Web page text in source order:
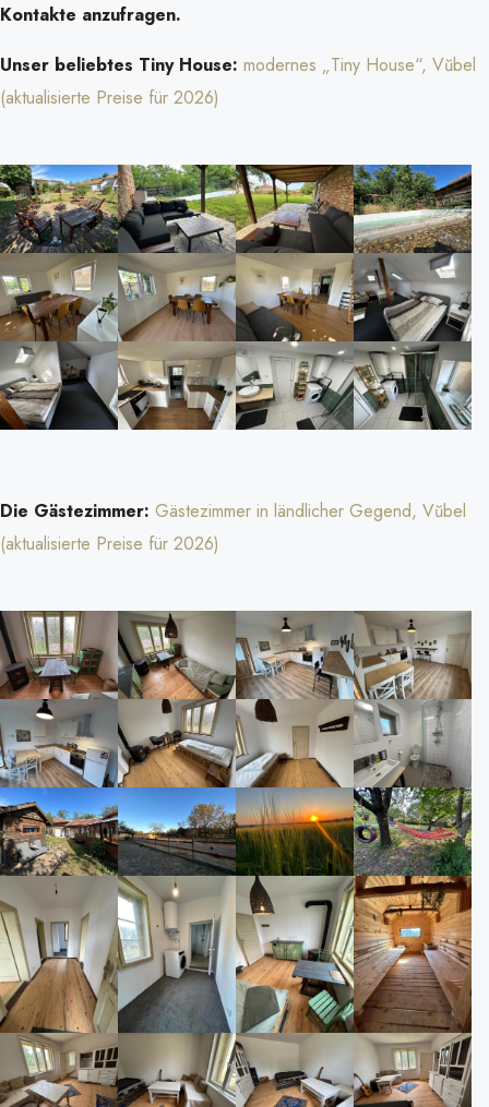
Kontakte anzufragen.
Unser beliebtes Tiny House: modernes „Tiny House“, Vŭbel
(aktualisierte Preise für 2026)
Die Gästezimmer: Gästezimmer in ländlicher Gegend, Vŭbel
(aktualisierte Preise für 2026)